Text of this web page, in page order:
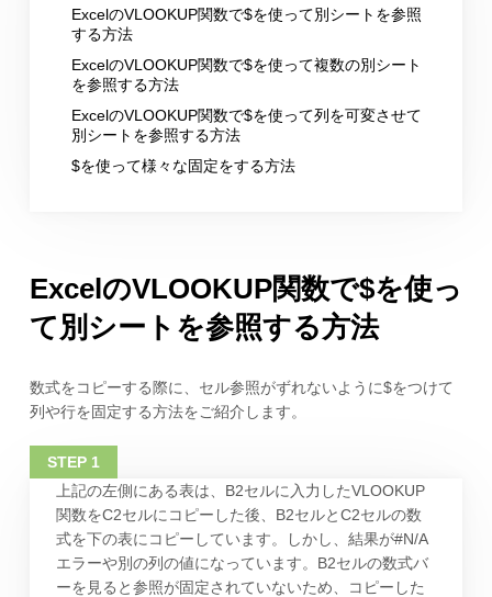
ExcelのVLOOKUP関数で$を使って別シートを参照
する方法
ExcelのVLOOKUP関数で$を使って複数の別シート
を参照する方法
ExcelのVLOOKUP関数で$を使って列を可変させて
別シートを参照する方法
$を使って様々な固定をする方法
ExcelのVLOOKUP関数で$を使っ
て別シートを参照する方法
数式をコピーする際に、セル参照がずれないように$をつけて
列や行を固定する方法をご紹介します。
上記の左側にある表は、B2セルに入力したVLOOKUP
関数をC2セルにコピーした後、B2セルとC2セルの数
式を下の表にコピーしています。しかし、結果が#N/A
エラーや別の列の値になっています。B2セルの数式バ
ーを見ると参照が固定されていないため、コピーした